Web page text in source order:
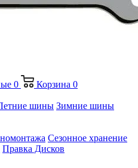
0 Корзина 0
шины Зимние шины
Сезонное хранение
Правка Дисков